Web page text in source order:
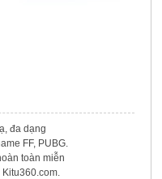
đa dạng
FF, PUBG.
toàn miễn